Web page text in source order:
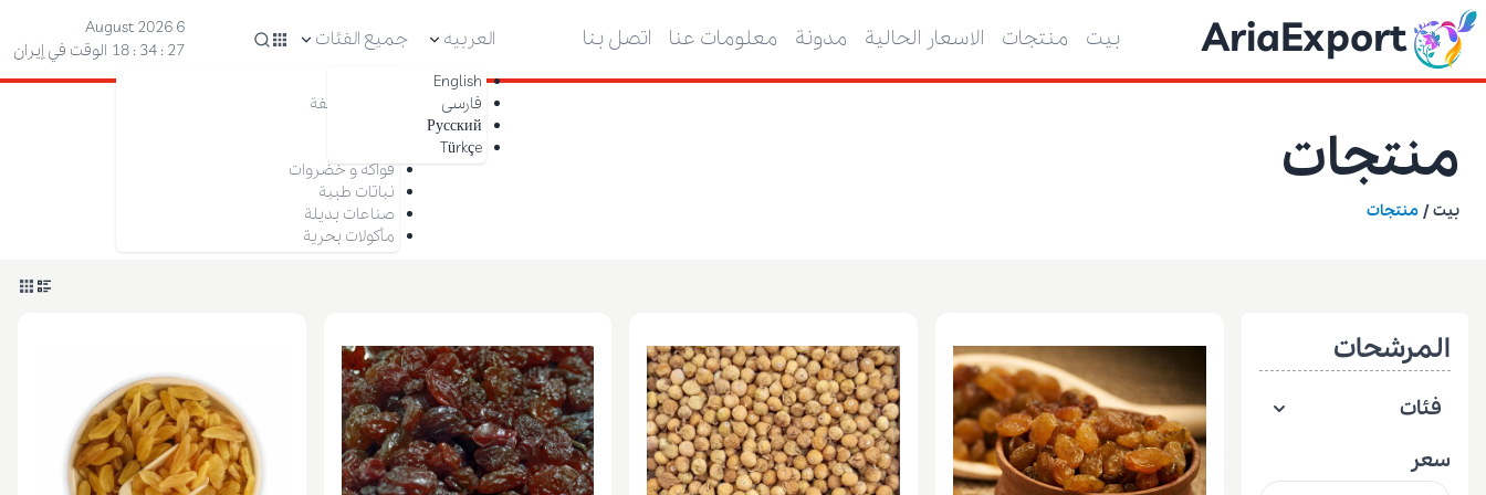
AriaExport بيت منتجات الاسعار الحالية مدونة معلومات عنا اتصل بنا العربیه
English
فارسی
Русский
Türkçe
جميع الفئات
فواكه مجففة
فواكه و خضروات
نباتات طبية
صناعات بديلة
مأكولات بحرية
6 August 2026
28 : 34 : 18
الوقت في إيران
منتجات
بيت / منتجات
المرشحات
فئات
سعر